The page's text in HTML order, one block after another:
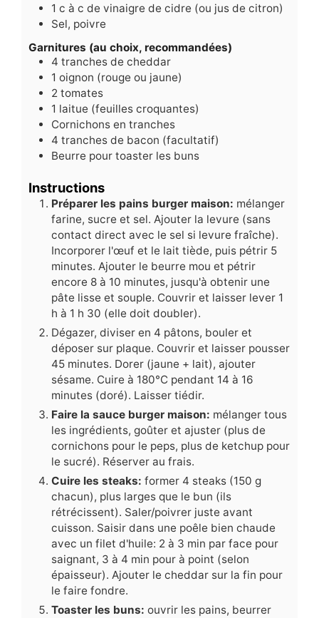
1 c à c de vinaigre de cidre (ou jus de citron)
Sel, poivre
Garnitures (au choix, recommandées)
4 tranches de cheddar
1 oignon (rouge ou jaune)
2 tomates
1 laitue (feuilles croquantes)
Cornichons en tranches
4 tranches de bacon (facultatif)
Beurre pour toaster les buns
Instructions
Préparer les pains burger maison: mélanger
farine, sucre et sel. Ajouter la levure (sans
contact direct avec le sel si levure fraîche).
Incorporer l'œuf et le lait tiède, puis pétrir 5
minutes. Ajouter le beurre mou et pétrir
encore 8 à 10 minutes, jusqu'à obtenir une
pâte lisse et souple. Couvrir et laisser lever 1
h à 1 h 30 (elle doit doubler).
Dégazer, diviser en 4 pâtons, bouler et
déposer sur plaque. Couvrir et laisser pousser
45 minutes. Dorer (jaune + lait), ajouter
sésame. Cuire à 180°C pendant 14 à 16
minutes (doré). Laisser tiédir.
Faire la sauce burger maison: mélanger tous
les ingrédients, goûter et ajuster (plus de
cornichons pour le peps, plus de ketchup pour
le sucré). Réserver au frais.
Cuire les steaks: former 4 steaks (150 g
chacun), plus larges que le bun (ils
rétrécissent). Saler/poivrer juste avant
cuisson. Saisir dans une poêle bien chaude
avec un filet d'huile: 2 à 3 min par face pour
saignant, 3 à 4 min pour à point (selon
épaisseur). Ajouter le cheddar sur la fin pour
le faire fondre.
Toaster les buns: ouvrir les pains, beurrer